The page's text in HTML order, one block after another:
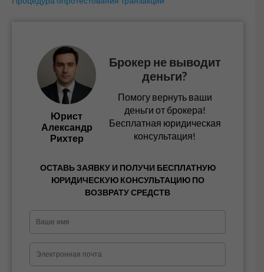
Юрист
Александр
Рихтер
Брокер не выводит
деньги?
Помогу вернуть ваши
деньги от брокера!
Бесплатная юридическая
консультация!
ОСТАВЬ ЗАЯВКУ И ПОЛУЧИ БЕСПЛАТНУЮ
ЮРИДИЧЕСКУЮ КОНСУЛЬТАЦИЮ ПО
ВОЗВРАТУ СРЕДСТВ